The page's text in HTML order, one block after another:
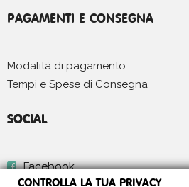
PAGAMENTI E CONSEGNA
Modalità di pagamento
Tempi e Spese di Consegna
SOCIAL
Facebook
CONTROLLA LA TUA PRIVACY